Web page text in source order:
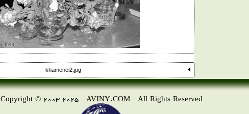
khamenei2.jpg
Copyright © 2003-2025 - AVINY.COM - All Rights Reserved